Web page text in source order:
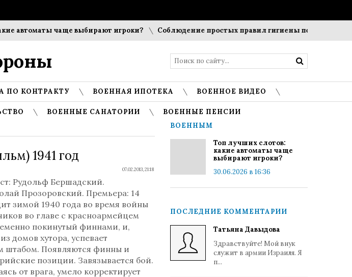
автоматы чаще выбирают игроки? Соблюдение простых правил гигиены помогает
ПО КОНТРАКТУ ВОЕННАЯ ИПОТЕКА ВОЕННОЕ ВИДЕО
ВОЕННЫЕ САНАТОРИИ
ВОЕННЫЕ ПЕНСИИ
1941 год
07.02.2013, 21:18
Рудольф Бершадский.
Прозоровский. Премьера: 14
зимой 1940 года во время войны
во главе с красноармейцем
покинутый финнами, и,
домов хутора, успевает
штабом. Появляются финны и
позиции. Завязывается бой.
от врага, умело корректирует
ВОЕННЫМ
Топ лучших слотов:
какие автоматы чаще
выбирают игроки?
30.06.2026 в 16:36
ПОСЛЕДНИЕ КОММЕНТАРИИ
Татьяна Давыдова
Здравствуйте! Мой внук
служит в армии Израиля. Я
п...